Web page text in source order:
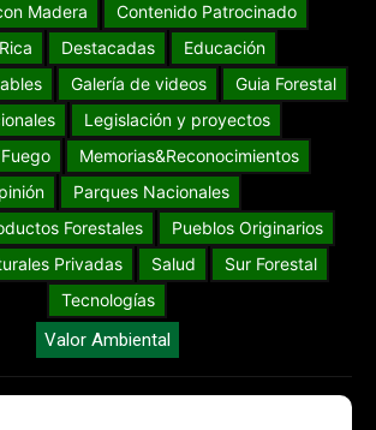
Madera
Contenido Patrocinado
Destacadas
Educación
Galería de videos
Guia Forestal
Legislación y proyectos
Memorias&Reconocimientos
Parques Nacionales
Forestales
Pueblos Originarios
Privadas
Salud
Sur Forestal
Tecnologías
Valor Ambiental